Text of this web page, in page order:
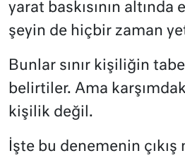
yarat baskısının
şeyin de hiçbir zaman
Bunlar sınır kişiliğin
belirtiler. Ama
kişilik değil.
İşte bu denemenin çıkış